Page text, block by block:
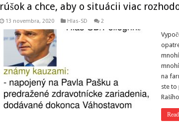
rúšok a chce, aby o situácii viac
13 novembra, 2020 Hlas-SD 2
na
ste to